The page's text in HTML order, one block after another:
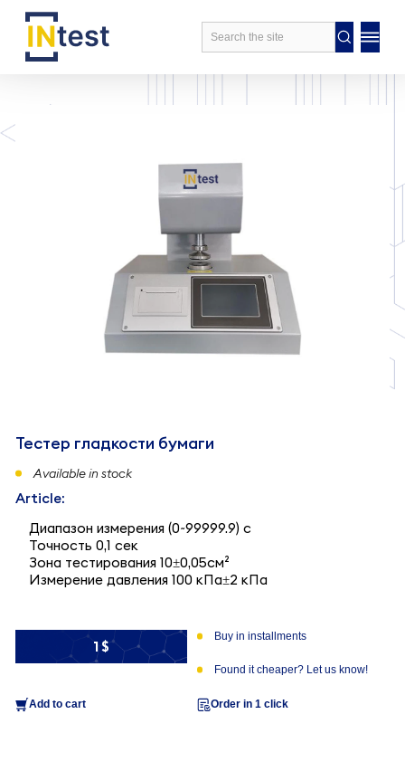
Тестер гладкости бумаги
Available in stock
Article:
Диапазон измерения (0~99999.9) с
Точность 0,1 сек
Зона тестирования 10±0,05см²
Измерение давления 100 кПа±2 кПа
1 $
Buy in installments
Found it cheaper? Let us know!
Add to cart Order in 1 click